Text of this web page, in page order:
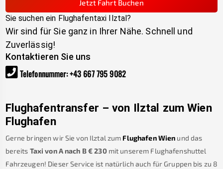
Jetzt Fahrt Buchen
Sie suchen ein Flughafentaxi Ilztal?
Wir sind für Sie ganz in Ihrer Nähe. Schnell und
Zuverlässig!
Kontaktieren Sie uns
Telefonnummer:+43 667 795 9082
Flughafentransfer – von Ilztal zum Wien
Flughafen
Gerne bringen wir Sie von Ilztal zum Flughafen Wien und das
bereits Taxi von A nach B€230 mit unserem Flughafenshuttel
Fahrzeugen! Dieser Service ist natürlich auch für Gruppen bis zu 8